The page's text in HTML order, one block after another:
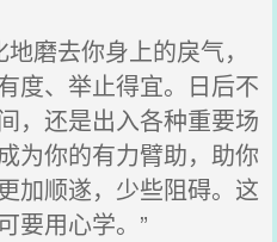
磨去你身上的戾气，
度、举止得宜。日后不
，还是出入各种重要场
为你的有力臂助，助你
加顺遂，少些阻碍。这
要用心学。”